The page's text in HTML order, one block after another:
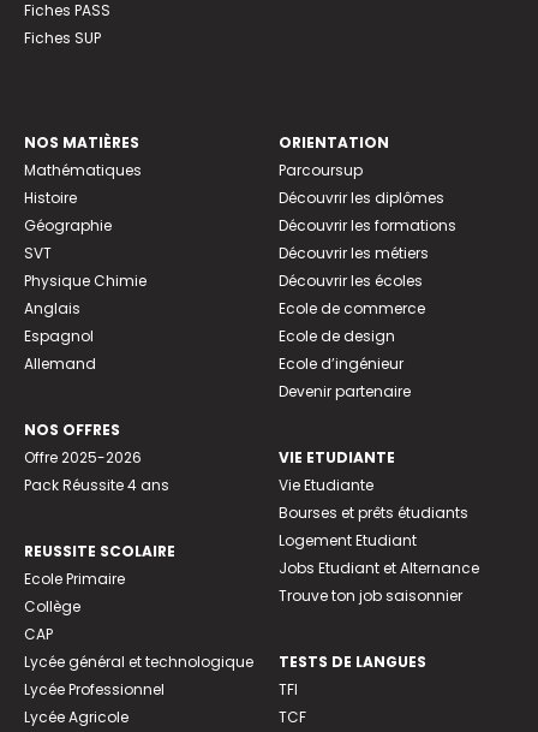
Fiches PASS
Fiches SUP
NOS MATIÈRES
Mathématiques
Histoire
Géographie
SVT
Physique Chimie
Anglais
Espagnol
Allemand
NOS OFFRES
Offre 2025-2026
Pack Réussite 4 ans
REUSSITE SCOLAIRE
Ecole Primaire
Collège
CAP
Lycée général et technologique
Lycée Professionnel
Lycée Agricole
ORIENTATION
Parcoursup
Découvrir les diplômes
Découvrir les formations
Découvrir les métiers
Découvrir les écoles
Ecole de commerce
Ecole de design
Ecole d’ingénieur
Devenir partenaire
VIE ETUDIANTE
Vie Etudiante
Bourses et prêts étudiants
Logement Etudiant
Jobs Etudiant et Alternance
Trouve ton job saisonnier
TESTS DE LANGUES
TFI
TCF